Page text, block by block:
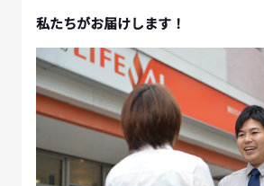
私たちがお届けします！